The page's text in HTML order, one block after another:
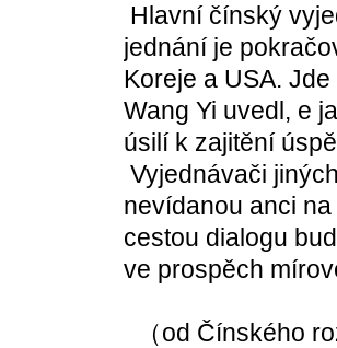
Hlavní čínský
jednání je
Koreje a USA.
Wang Yi uvedl, e
úsilí k zajitění
Vyjednávači
nevídanou anci
cestou dialogu
ve prospěch
（od Čínského